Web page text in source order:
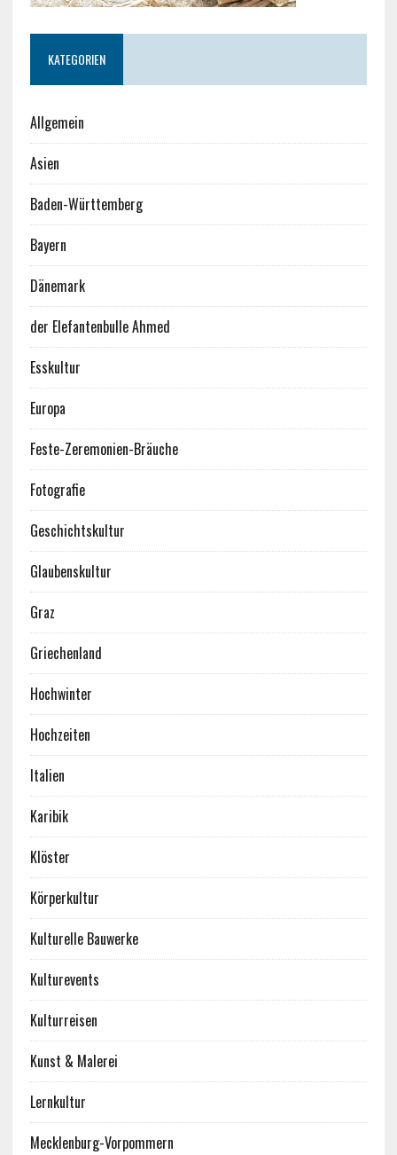
KATEGORIEN
Allgemein
Asien
Baden-Württemberg
Bayern
Dänemark
der Elefantenbulle Ahmed
Esskultur
Europa
Feste-Zeremonien-Bräuche
Fotografie
Geschichtskultur
Glaubenskultur
Graz
Griechenland
Hochwinter
Hochzeiten
Italien
Karibik
Klöster
Körperkultur
Kulturelle Bauwerke
Kulturevents
Kulturreisen
Kunst & Malerei
Lernkultur
Mecklenburg-Vorpommern